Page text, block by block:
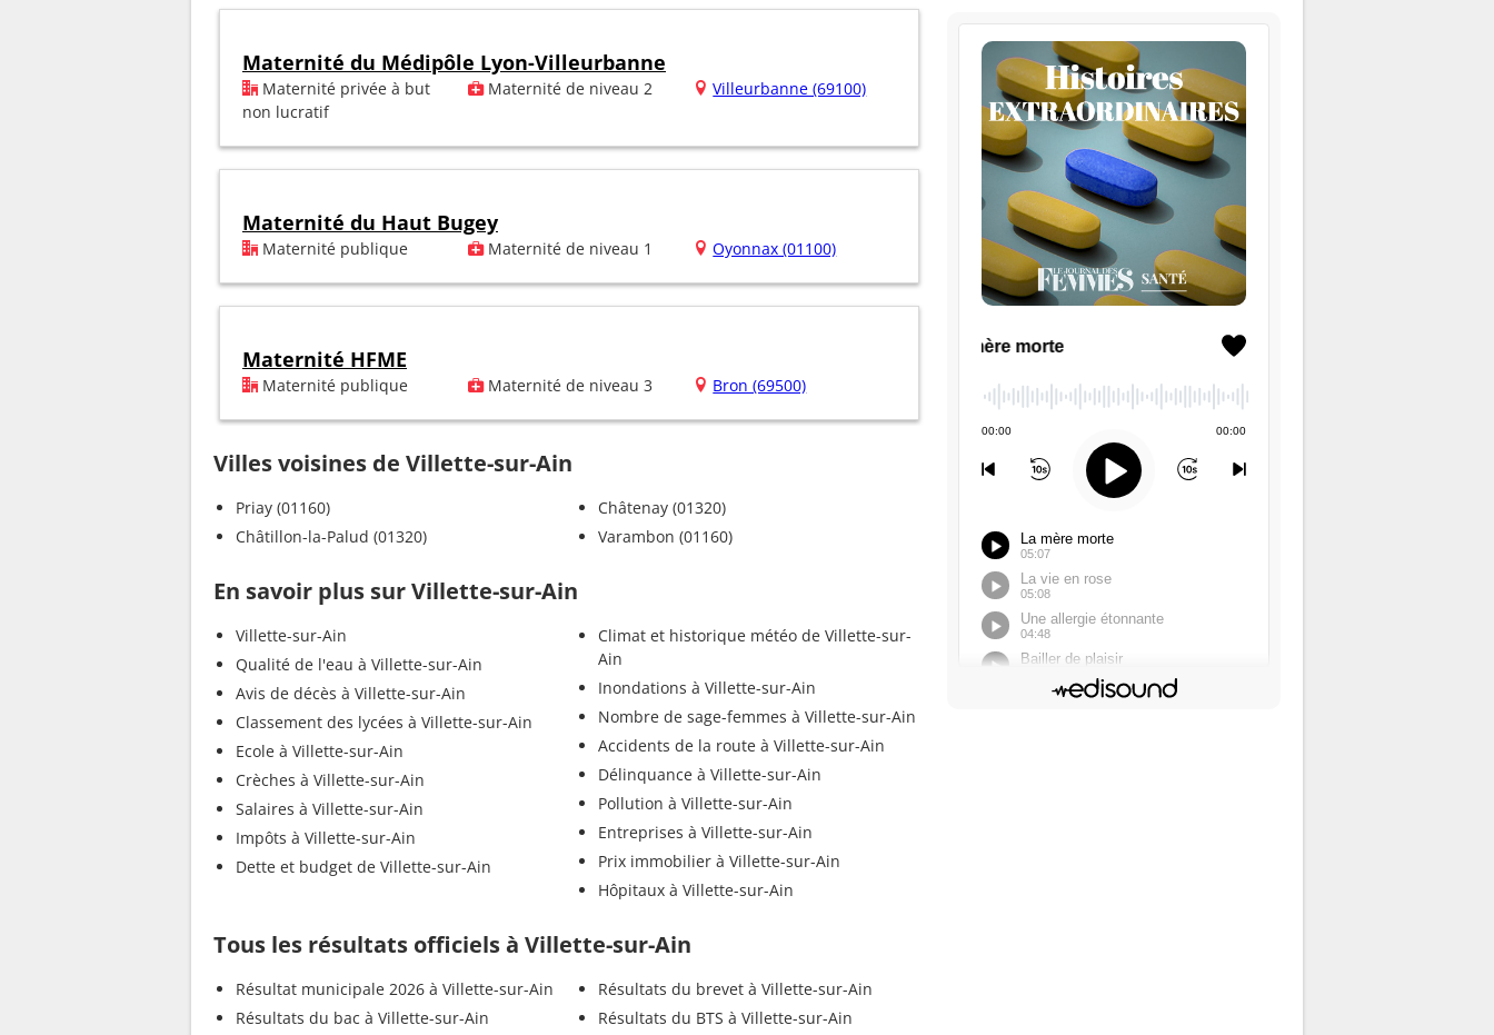
Maternité du Médipôle Lyon-Villeurbanne
Maternité privée à but
non lucratif
Maternité de niveau 2 Villeurbanne (69100)
Maternité du Haut Bugey
Maternité publique Maternité de niveau 1 Oyonnax (01100)
Maternité HFME
Maternité publique Maternité de niveau 3 Bron (69500)
Villes voisines de Villette-sur-Ain
Priay (01160)
Châtillon-la-Palud (01320)
Châtenay (01320)
Varambon (01160)
En savoir plus sur Villette-sur-Ain
Villette-sur-Ain
Qualité de l'eau à Villette-sur-Ain
Avis de décès à Villette-sur-Ain
Classement des lycées à Villette-sur-Ain
Ecole à Villette-sur-Ain
Crèches à Villette-sur-Ain
Salaires à Villette-sur-Ain
Impôts à Villette-sur-Ain
Dette et budget de Villette-sur-Ain
Climat et historique météo de Villette-sur-
Ain
Inondations à Villette-sur-Ain
Nombre de sage-femmes à Villette-sur-Ain
Accidents de la route à Villette-sur-Ain
Délinquance à Villette-sur-Ain
Pollution à Villette-sur-Ain
Entreprises à Villette-sur-Ain
Prix immobilier à Villette-sur-Ain
Hôpitaux à Villette-sur-Ain
Tous les résultats officiels à Villette-sur-Ain
Résultat municipale 2026 à Villette-sur-Ain
Résultats du bac à Villette-sur-Ain
Résultats du brevet à Villette-sur-Ain
Résultats du BTS à Villette-sur-Ain